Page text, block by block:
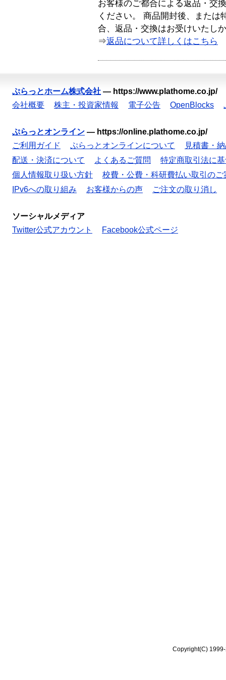
お客様のご都合による返品・交
ください。 商品開封後、または
合、返品・交換はお受けいたし
⇒返品について詳しくはこちら
ぷらっとホーム株式会社 — https://www.plathome.co.jp/
会社概要
株主・投資家情報 電子公告 OpenBlocks
ぷらっとオンライン — https://online.plathome.co.jp/
ご利用ガイド
ぷらっとオンラインについて
見積書・
配送・決済について
よくあるご質問
特定商取引法に
個人情報取り扱い方針
校費・公費・科研費払い取引のご
IPv6への取り組み
お客様からの声 ご注文の取り消し
ソーシャルメディア
Twitter公式アカウント
Facebook公式ページ
Copyright(C)